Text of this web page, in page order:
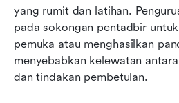
yang rumit dan latihan.
pada sokongan pentadbir
pemuka atau menghasilkan
menyebabkan kelewatan
dan tindakan pembetulan.